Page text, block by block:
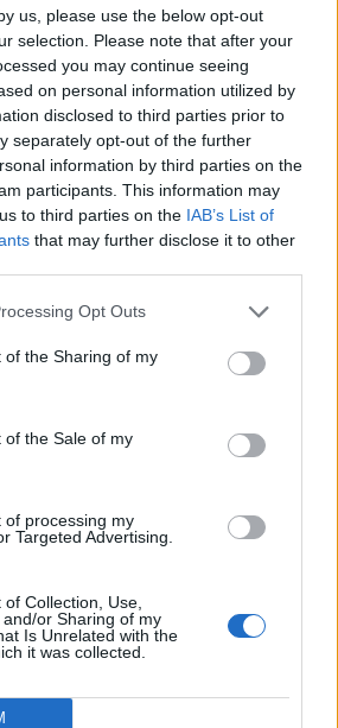
us, please use the below opt-out
selection. Please note that after your
you may continue seeing
on personal information utilized by
disclosed to third parties prior to
separately opt-out of the further
information by third parties on the
participants. This information may
to third parties on the IAB’s List of
that may further disclose it to other
Opt Outs
of the Sharing of my
of the Sale of my
of processing my
Targeted Advertising.
Collection, Use,
or Sharing of my
Is Unrelated with the
it was collected.